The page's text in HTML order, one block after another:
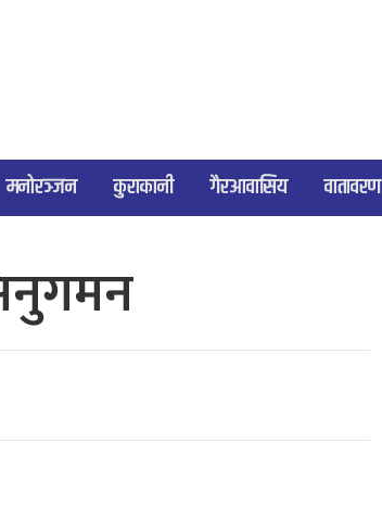
मनोरञ्जन कुराकानी गैरआवासिय वातावरण